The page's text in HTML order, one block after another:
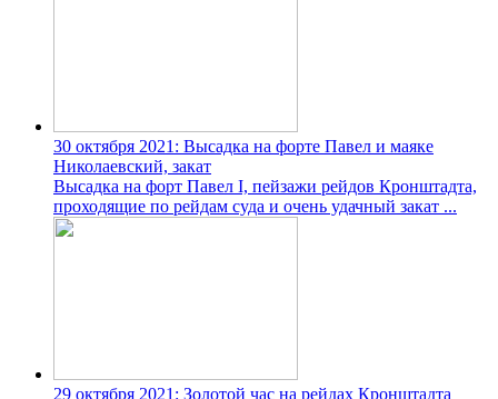
30 октября 2021: Высадка на форте Павел и маяке
Николаевский, закат
Высадка на форт Павел І, пейзажи рейдов Кронштадта,
проходящие по рейдам суда и очень удачный закат ...
29 октября 2021: Золотой час на рейдах Кронштадта